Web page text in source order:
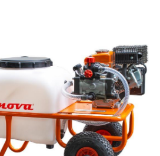
Une question
05 61 92 30 65